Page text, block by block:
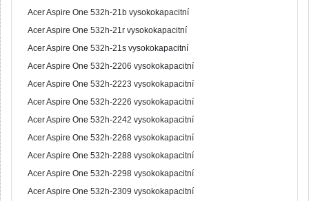
Acer Aspire One 532h-21b vysokokapacitní
Acer Aspire One 532h-21r vysokokapacitní
Acer Aspire One 532h-21s vysokokapacitní
Acer Aspire One 532h-2206 vysokokapacitní
Acer Aspire One 532h-2223 vysokokapacitní
Acer Aspire One 532h-2226 vysokokapacitní
Acer Aspire One 532h-2242 vysokokapacitní
Acer Aspire One 532h-2268 vysokokapacitní
Acer Aspire One 532h-2288 vysokokapacitní
Acer Aspire One 532h-2298 vysokokapacitní
Acer Aspire One 532h-2309 vysokokapacitní